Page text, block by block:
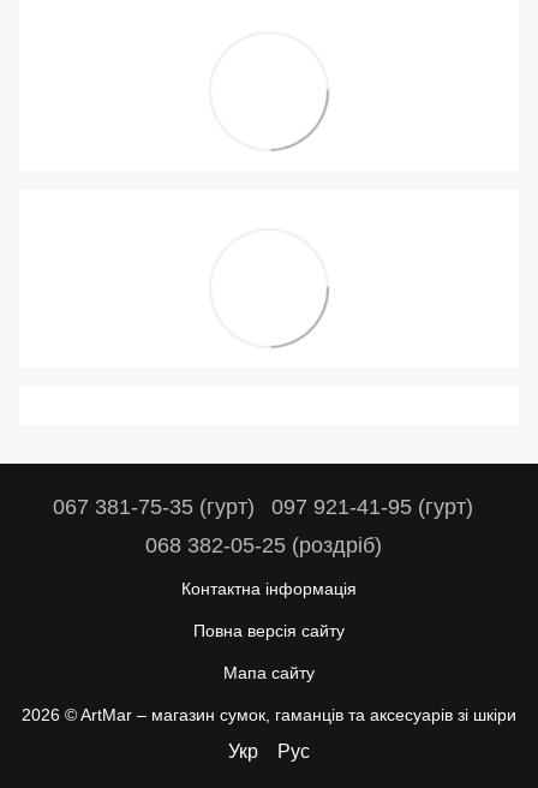
067 381-75-35 (гурт)
097 921-41-95 (гурт)
068 382-05-25 (роздріб)
Контактна інформація
Повна версія сайту
Мапа сайту
2026 © ArtMar – магазин сумок, гаманців та аксесуарів зі шкіри
Укр Рус